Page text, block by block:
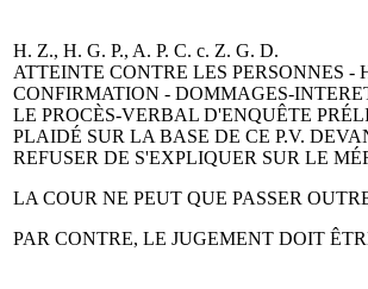
H. Z., H. G. P., A. P. C. c. Z. G. D.
ATTEINTE CONTRE LES PERSONNES
CONFIRMATION - DOMMAGES-
LE PROCÈS-VERBAL D'ENQUÊTE
PLAIDÉ SUR LA BASE DE CE P.V.
REFUSER DE S'EXPLIQUER SUR LE
LA COUR NE PEUT QUE PASSER
PAR CONTRE, LE JUGEMENT DOIT